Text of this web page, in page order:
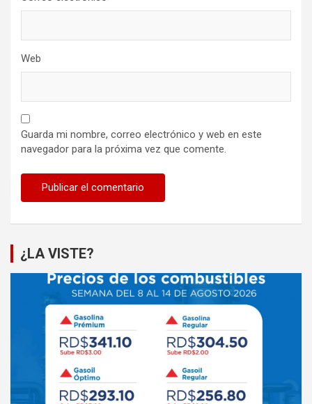
Web
Guarda mi nombre, correo electrónico y web en este
navegador para la próxima vez que comente.
¿LA VISTE?